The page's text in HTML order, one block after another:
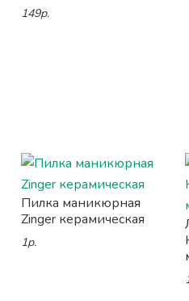
149р.
Пилка маникюрная
Zinger керамическая
1р.